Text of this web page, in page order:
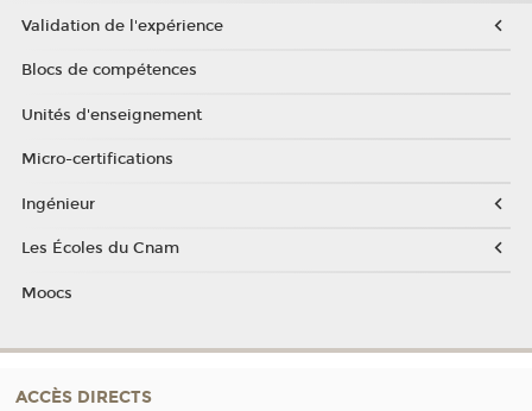
Validation de l'expérience
Blocs de compétences
Unités d'enseignement
Micro-certifications
Ingénieur
Les Écoles du Cnam
Moocs
ACCÈS DIRECTS